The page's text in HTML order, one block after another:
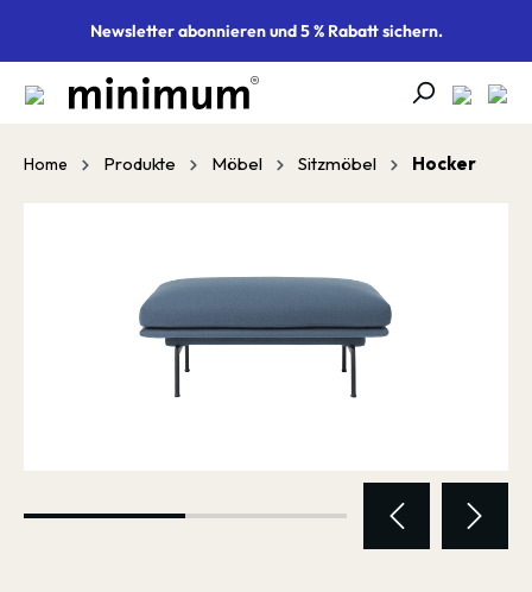
springenNewsletter abonnieren und 5 % Rabatt sichern.
Home Produkte Möbel Sitzmöbel Hocker